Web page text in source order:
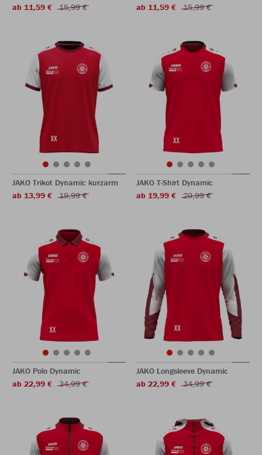
ab 11,59 €
15,99 €
ab 11,59 €
15,99 €
JAKO Trikot Dynamic kurzarm
ab 13,99 €
19,99 €
JAKO T-Shirt Dynamic
ab 19,99 €
29,99 €
JAKO Polo Dynamic
ab 22,99 €
34,99 €
JAKO Longsleeve Dynamic
ab 22,99 €
34,99 €